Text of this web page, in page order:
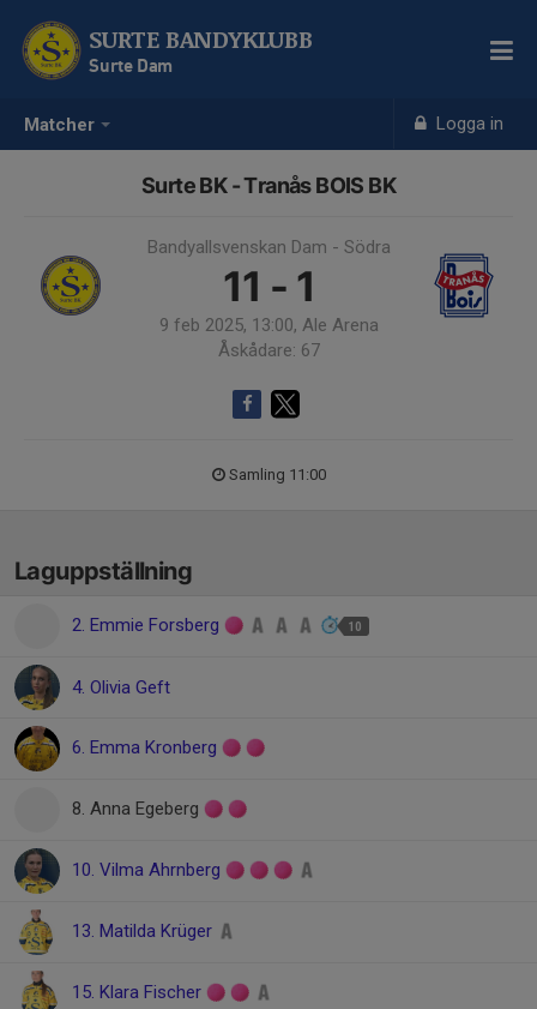
Matcher Logga in
SURTE BANDYKLUBB
Surte Dam
Surte BK - Tranås BOIS BK
Bandyallsvenskan Dam - Södra
11 - 1
9 feb 2025, 13:00, Ale Arena
Åskådare: 67
Samling 11:00
Laguppställning
2. Emmie Forsberg 10
4. Olivia Geft
6. Emma Kronberg
8. Anna Egeberg
10. Vilma Ahrnberg
13. Matilda Krüger
15. Klara Fischer